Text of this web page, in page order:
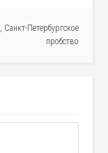
, Санкт-Петербургское
пробство